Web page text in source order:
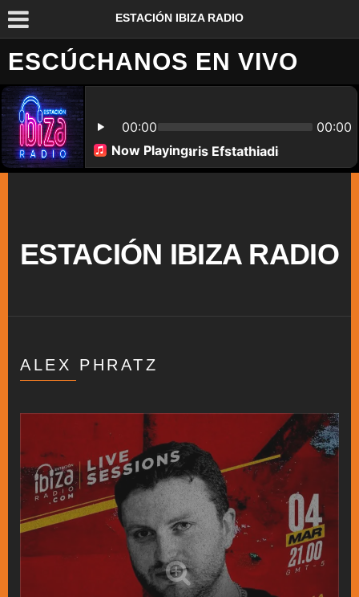
ESTACIÓN IBIZA RADIO
ESCÚCHANOS EN VIVO
ESTACIÓN IBIZA RADIO
ALEX PHRATZ